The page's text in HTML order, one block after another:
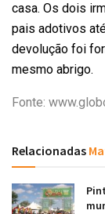
casa. Os dois
pais adotivos
devolução foi
mesmo abrigo.
Fonte:
Relacionadas